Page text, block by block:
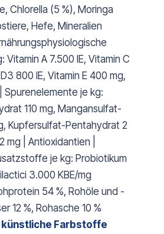
Chlorella (5 %), Moringa
Hefe, Mineralien
A 7.500 IE, Vitamin C
800 IE, Vitamin E 400 mg,
Spurenelemente je kg:
110 mg, Mangansulfat-
Kupfersulfat-Pentahydrat 2
mg | Antioxidantien |
je kg: Probiotikum
3.000 KBE/mg
54 %, Rohöle und -
12 %, Rohasche 10 %
Farbstoffe